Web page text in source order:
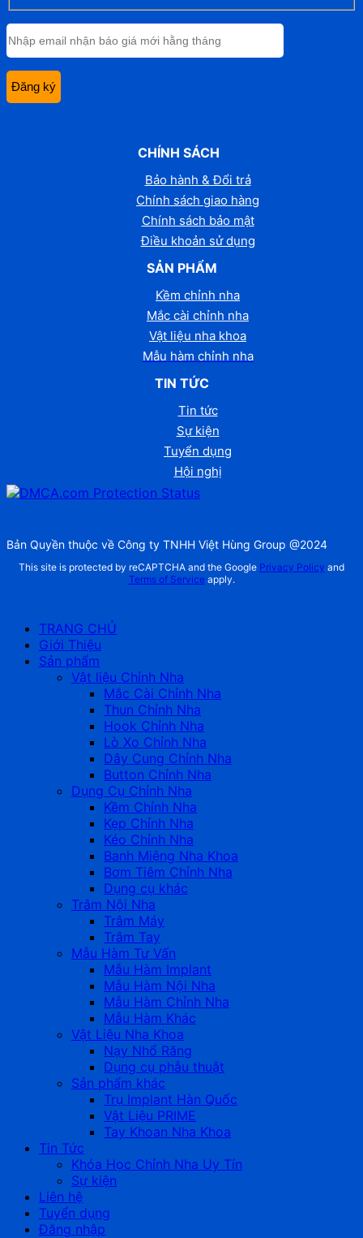
CHÍNH SÁCH
Bảo hành & Đổi trả
Chính sách giao hàng
Chính sách bảo mật
Điều khoản sử dụng
SẢN PHẨM
Kềm chỉnh nha
Mắc cài chỉnh nha
Vật liệu nha khoa
Mẫu hàm chỉnh nha
TIN TỨC
Tin tức
Sự kiện
Tuyển dụng
Hội nghị
Bản Quyền thuộc về Công ty TNHH Việt Hùng Group @2024
This site is protected by reCAPTCHA and the Google Privacy Policy and
Terms of Serviceapply.
TRANG CHỦ
Giới Thiệu
Sản phẩm
Vật liệu Chỉnh Nha
Mắc Cài Chỉnh Nha
Thun Chỉnh Nha
Hook Chỉnh Nha
Lò Xo Chỉnh Nha
Dây Cung Chỉnh Nha
Button Chỉnh Nha
Dụng Cụ Chỉnh Nha
Kềm Chỉnh Nha
Kẹp Chỉnh Nha
Kéo Chỉnh Nha
Banh Miệng Nha Khoa
Bơm Tiêm Chỉnh Nha
Dụng cụ khác
Trâm Nội Nha
Trâm Máy
Trâm Tay
Mẫu Hàm Tư Vấn
Mẫu Hàm Implant
Mẫu Hàm Nội Nha
Mẫu Hàm Chỉnh Nha
Mẫu Hàm Khác
Vật Liệu Nha Khoa
Nạy Nhổ Răng
Dụng cụ phẫu thuật
Sản phẩm khác
Trụ Implant Hàn Quốc
Vật Liệu PRIME
Tay Khoan Nha Khoa
Tin Tức
Khóa Học Chỉnh Nha Uy Tín
Sự kiện
Liên hệ
Tuyển dụng
Đăng nhập